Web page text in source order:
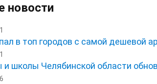
новости
в топ городов с самой дешевой
школы Челябинской области